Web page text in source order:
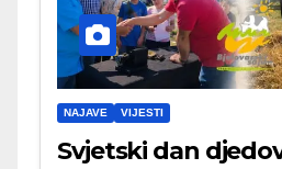
NAJAVE VIJESTI
Svjetski dan